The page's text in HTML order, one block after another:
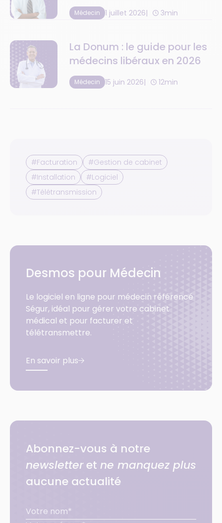
Médecin 1 juillet 2026 3min
La Donum : le guide pour les
médecins libéraux en 2026
Médecin 15 juin 2026 12min
#Facturation
#Gestion de cabinet
#Installation
#Logiciel
#Télétransmission
Desmos pour Médecin
Le logiciel en ligne pour médecin référencé
Ségur, idéal pour gérer votre cabinet
médical et pour facturer et
télétransmettre.
En savoir plus
Abonnez-vous à notre
newsletteret ne manquez plus
aucune actualité